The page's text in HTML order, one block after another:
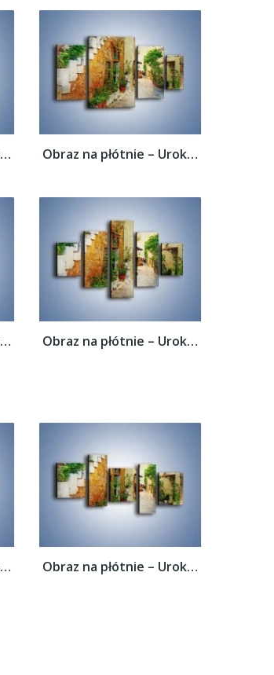
Obraz na płótnie – Urokliwa uliczka w... Obraz na płótnie – Urokliwa uliczka w...
Obraz na płótnie – Urokliwa uliczka w... Obraz na płótnie – Urokliwa uliczka w...
Obraz na płótnie – Urokliwa uliczka w... Obraz na płótnie – Urokliwa uliczka w...